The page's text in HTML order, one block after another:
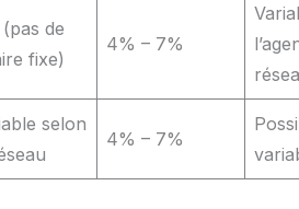
de
fixe)
4% – 7%
selon
4% – 7%